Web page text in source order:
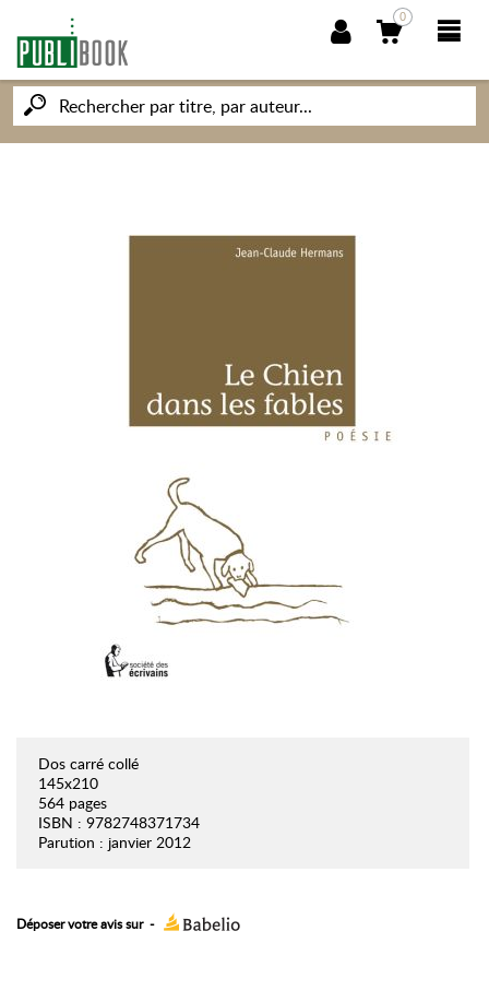
0
NOUVEAUTÉS
SOCIÉTÉ DES ÉCRIVAINS
MON PETIT ÉDITEUR
Dos carré collé
145x210
564 pages
ISBN : 9782748371734
Parution : janvier 2012
Déposer votre avis sur -